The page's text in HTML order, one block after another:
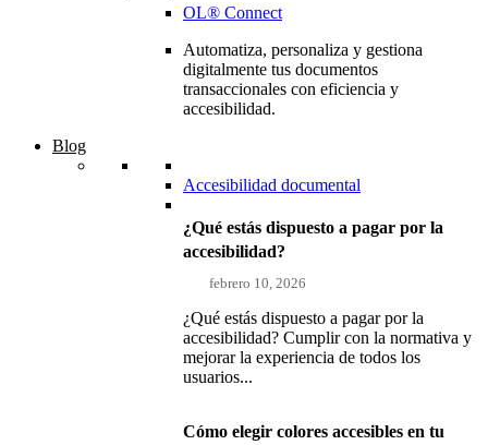
OL® Connect
Automatiza, personaliza y gestiona
digitalmente tus documentos
transaccionales con eficiencia y
accesibilidad.
Blog
Accesibilidad documental
¿Qué estás dispuesto a pagar por la
accesibilidad?
febrero 10, 2026
¿Qué estás dispuesto a pagar por la
accesibilidad? Cumplir con la normativa y
mejorar la experiencia de todos los
usuarios...
Cómo elegir colores accesibles en tu